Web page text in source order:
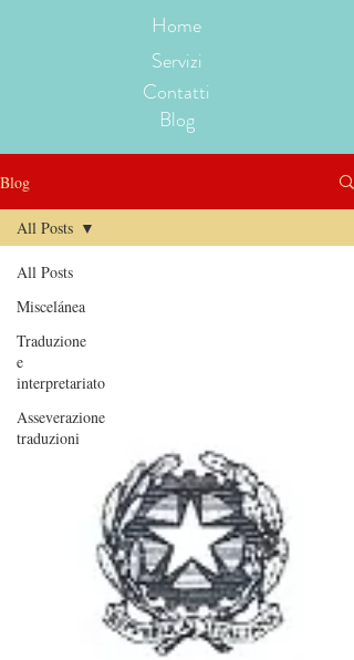
Home
Servizi
Contatti
Blog
Blog
All Posts
Miscelánea
Traduzione
e
interpretariato
Asseverazione
traduzioni
All Posts